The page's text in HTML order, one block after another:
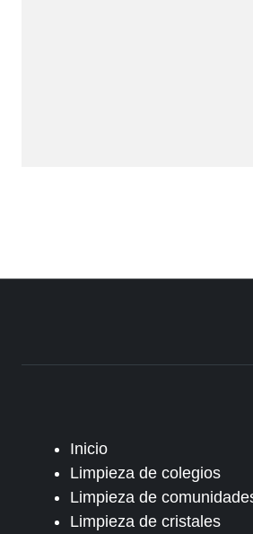
Inicio
Limpieza de colegios
Limpieza de
Limpieza de cristales